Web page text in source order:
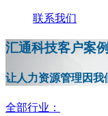
联系我们
汇通科技客户案
让人力资源管理因我
全部行业：